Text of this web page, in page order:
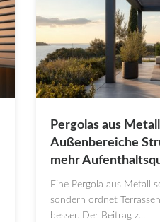
Pergolas aus
Außenbereiche
mehr
Eine Pergola aus Metall
sondern ordnet
besser. Der Beitrag z...